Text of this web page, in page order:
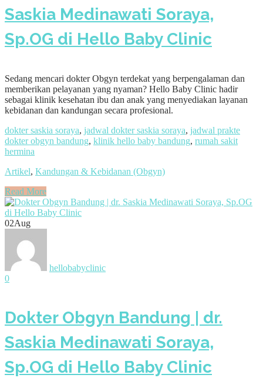
Saskia Medinawati Soraya,
Sp.OG di Hello Baby Clinic
Sedang mencari dokter Obgyn terdekat yang berpengalaman dan
memberikan pelayanan yang nyaman? Hello Baby Clinic hadir
sebagai klinik kesehatan ibu dan anak yang menyediakan layanan
kebidanan dan kandungan secara profesional.
dokter saskia soraya, jadwal dokter saskia soraya, jadwal prakte
dokter obgyn bandung, klinik hello baby bandung, rumah sakit
hermina
Artikel, Kandungan & Kebidanan (Obgyn)
Read More
02Aug
hellobabyclinic
0
Dokter Obgyn Bandung | dr.
Saskia Medinawati Soraya,
Sp.OG di Hello Baby Clinic